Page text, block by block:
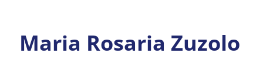
Maria Rosaria Zuzolo